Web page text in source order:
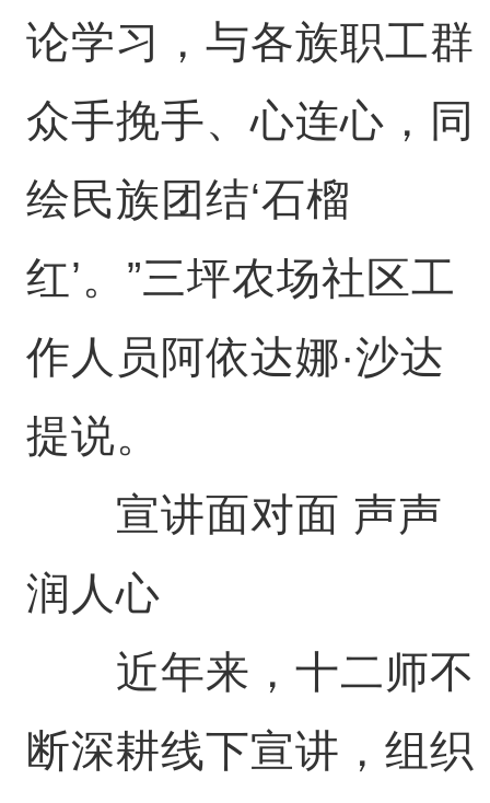
论学习，与各族职工群
众手挽手、心连心，同
绘民族团结‘石榴
红’。”三坪农场社区工
作人员阿依达娜·沙达
提说。
宣讲面对面 声声
润人心
近年来，十二师不
断深耕线下宣讲，组织